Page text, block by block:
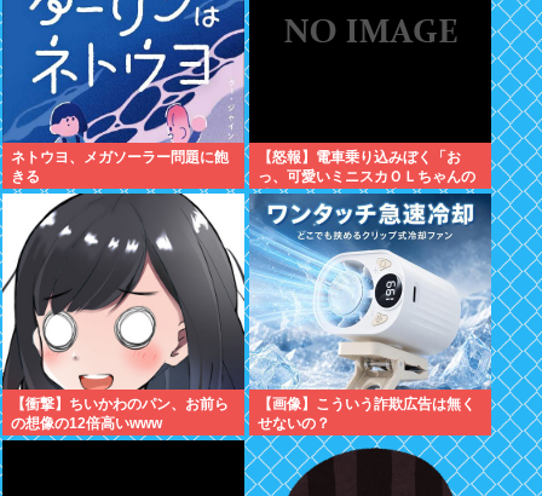
ネトウヨ、メガソーラー問題に飽
きる
【怒報】電車乗り込みぼく「お
っ、可愛いミニスカＯＬちゃんの
隣あいてんじゃん！座ったろ！」
→結果w w w w w w w w
【衝撃】ちいかわのパン、お前ら
の想像の12倍高いwww
【画像】こういう詐欺広告は無く
せないの？